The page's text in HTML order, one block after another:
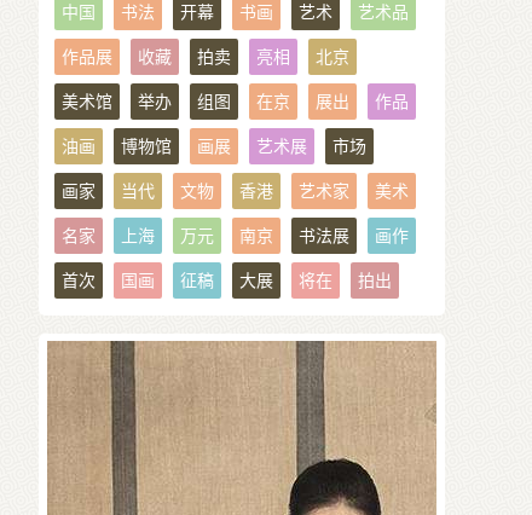
中国 书法 开幕 书画 艺术 艺术品
作品展 收藏 拍卖 亮相 北京
美术馆 举办 组图 在京 展出 作品
油画 博物馆 画展 艺术展 市场
画家 当代 文物 香港 艺术家 美术
名家 上海 万元 南京 书法展 画作
首次 国画 征稿 大展 将在 拍出